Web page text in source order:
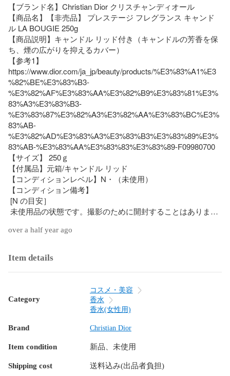
【ブランド名】Christian Dior クリスチャンディオール
【商品名】【非売品】 プレステージ フレグランス キャンド
ル LA BOUGIE 250g
【商品説明】キャンドル リッド付き（キャンドルの芳香を保
ち、煙の広がりを抑えるカバー）
【参考1】
https://www.dior.com/ja_jp/beauty/products/%E3%83%A1%E3
%82%BE%E3%83%B3-
%E3%82%AF%E3%83%AA%E3%82%B9%E3%83%81%E3%
83%A3%E3%83%B3-
%E3%83%87%E3%82%A3%E3%82%AA%E3%83%BC%E3%
83%AB-
%E3%82%AD%E3%83%A3%E3%83%B3%E3%83%89%E3%
83%AB-%E3%83%AA%E3%83%83%E3%83%89-F09980700
【サイズ】 250ｇ
【付属品】元箱/キャンドル リッド
【コンディションレベル】N・（未使用）
【コンディション備考】
[N の目安］
未使用品の状態です。撮影のために開封することはあります
【管理番号】kz4818215916
over a half year ago
Item details
Category
コスメ・美容
香水
香水(女性用)
Brand Christian Dior
Item condition 新品、未使用
Shipping cost 送料込み(出品者負担)